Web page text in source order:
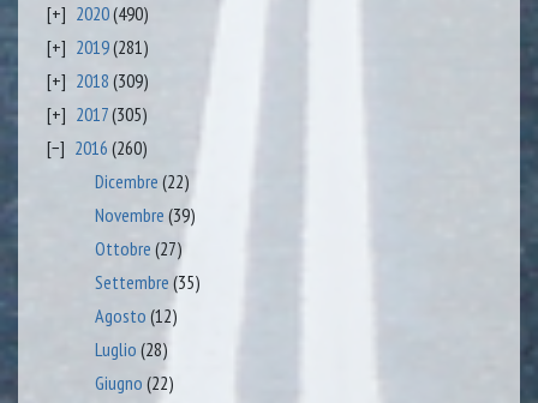
2020(490)
2019(281)
2018 (309)
2017(305)
2016 (260)
Dicembre (22)
Novembre (39)
Ottobre (27)
Settembre (35)
Agosto (12)
Luglio (28)
Giugno (22)